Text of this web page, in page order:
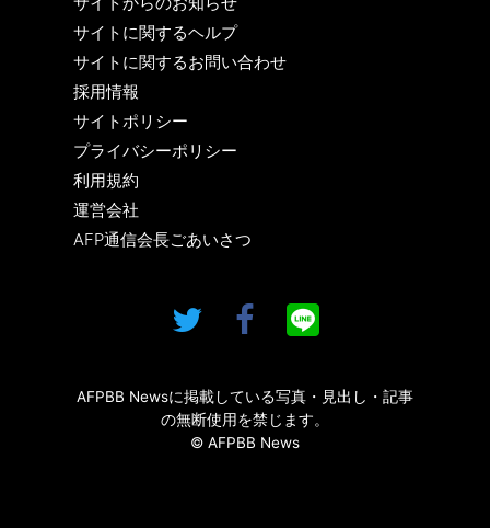
サイトに関するヘルプ
サイトに関するお問い合わせ
採用情報
サイトポリシー
プライバシーポリシー
利用規約
運営会社
AFP通信会長ごあいさつ
AFPBB Newsに掲載している写真・見出し・記事
の無断使用を禁じます。
© AFPBB News